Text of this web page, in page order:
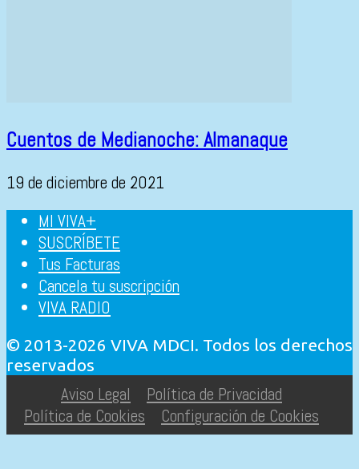
Cuentos de Medianoche: Almanaque
19 de diciembre de 2021
MI VIVA+
SUSCRÍBETE
Tus Facturas
Cancela tu suscripción
VIVA RADIO
© 2013-2026 VIVA MDCI. Todos los derechos
reservados
Aviso Legal
Política de Privacidad
Política de Cookies
Configuración de Cookies